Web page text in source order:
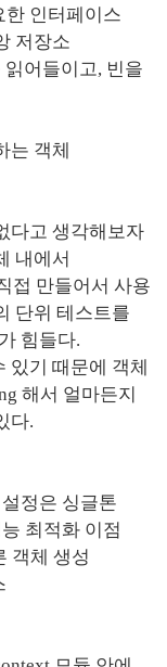
한 인터페이스
저장소
어들이고, 빈을
는 객체
다고 생각해보자
내에서
접 만들어서 사용
단위 테스트를
힘들다.
있기 때문에 객체
해서 얼마든지
다.
정은 싱글톤
최적화 이점
객체 생성